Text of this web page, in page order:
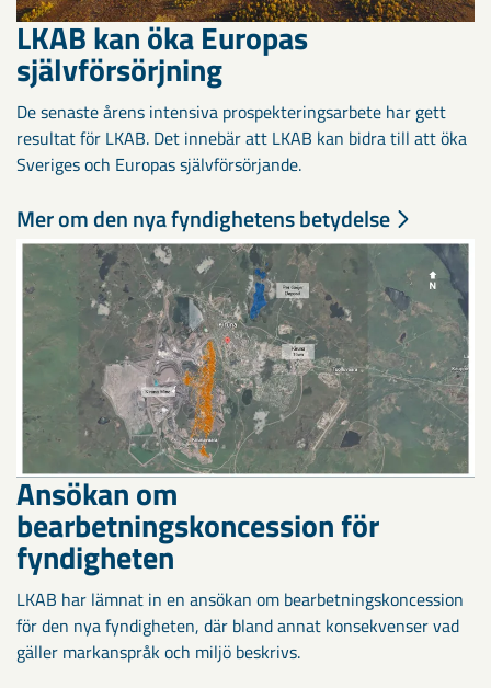
LKAB kan öka Europas
självförsörjning
De senaste årens intensiva prospekteringsarbete har gett
resultat för LKAB. Det innebär att LKAB kan bidra till att öka
Sveriges och Europas självförsörjande.
Mer om den nya fyndighetens betydelse
Ansökan om
bearbetningskoncession för
fyndigheten
LKAB har lämnat in en ansökan om bearbetningskoncession
för den nya fyndigheten, där bland annat konsekvenser vad
gäller markanspråk och miljö beskrivs.